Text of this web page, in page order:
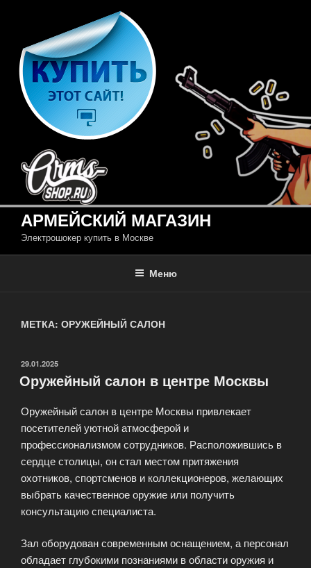
содержимому
АРМЕЙСКИЙ МАГАЗИН
Электрошокер купить в Москве
Меню
МЕТКА: ОРУЖЕЙНЫЙ САЛОН
ОПУБЛИКОВАНО
29.01.2025
Оружейный салон в центре Москвы
Оружейный салон в центре Москвы привлекает
посетителей уютной атмосферой и
профессионализмом сотрудников. Расположившись в
сердце столицы, он стал местом притяжения
охотников, спортсменов и коллекционеров, желающих
выбрать качественное оружие или получить
консультацию специалиста.
Зал оборудован современным оснащением, а персонал
обладает глубокими познаниями в области оружия и